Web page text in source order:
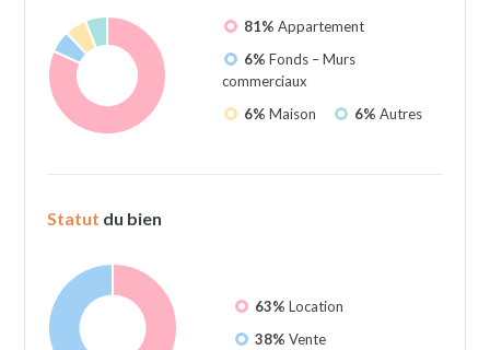
81% Appartement
6% Fonds – Murs
commerciaux
6% Maison 6% Autres
Statut du bien
63% Location
38% Vente